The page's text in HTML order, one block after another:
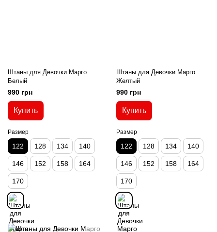
Штаны для Девочки Марго
Белый
990 грн
Купить
Размер
122 128 134 140
146 152 158 164
170
Штаны для Девочки Марго
Желтый
990 грн
Купить
Размер
122 128 134 140
146 152 158 164
170